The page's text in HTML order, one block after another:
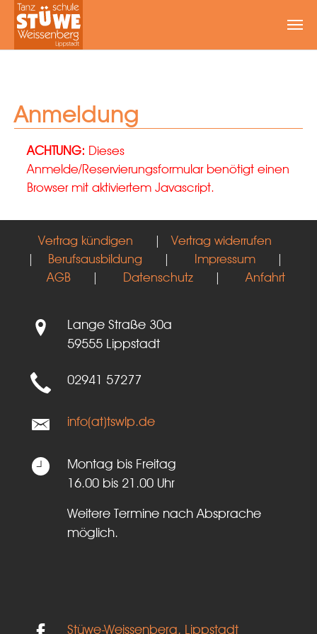
Anmeldung
ACHTUNG: Dieses
Anmelde/Reservierungsformular benötigt einen
Browser mit aktiviertem Javascript.
Vertrag kündigen |Vertrag widerrufen
| Berufsausbildung | Impressum|
AGB| Datenschutz| Anfahrt
Lange Straße 30a
59555 Lippstadt
02941 57277
info(at)tswlp.de
Montag bis Freitag
16.00 bis 21.00 Uhr
Weitere Termine nach Absprache
möglich.
Stüwe-Weissenberg, Lippstadt